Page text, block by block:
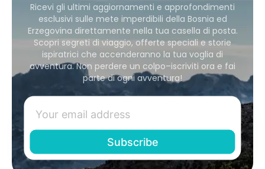
Ricevi gli ultimi aggiornamenti e approfondimenti
esclusivi sulle mete imperdibili della Bosnia ed
Erzegovina direttamente nella tua casella di posta.
Scopri segreti di viaggio, offerte speciali e storie
ispiratrici che accenderanno la tua voglia di
avventura. Non perdere un colpo–iscriviti ora e fai
parte di ogni avventura!